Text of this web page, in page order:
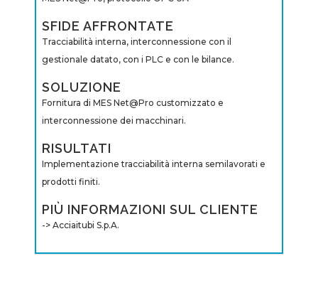
SFIDE AFFRONTATE
Tracciabilità interna, interconnessione con il
gestionale datato, con i PLC e con le bilance.
SOLUZIONE
Fornitura di MES Net@Pro customizzato e
interconnessione dei macchinari.
RISULTATI
Implementazione tracciabilità interna semilavorati e
prodotti finiti.
PIÙ INFORMAZIONI SUL CLIENTE
-> Acciaitubi S.p.A.